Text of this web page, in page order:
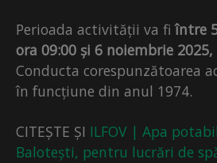
Perioada activității va fiîntre
ora 09:00 și 6 noiembrie 2025,
Conducta corespunzătoarea
în funcțiune din anul 1974.
CITEȘTE ȘI ILFOV | Apa
Balotești, pentru lucrări de